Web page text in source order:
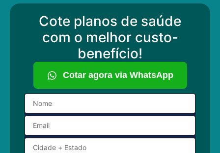
Cote planos de saúde
com o melhor custo-
benefício!
Cotar agora via WhatsApp